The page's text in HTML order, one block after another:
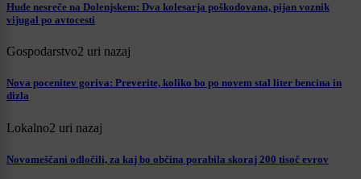
Hude nesreče na Dolenjskem: Dva kolesarja poškodovana, pijan voznik
vijugal po avtocesti
Gospodarstvo2 uri nazaj
Nova pocenitev goriva: Preverite, koliko bo po novem stal liter bencina in
dizla
Lokalno2 uri nazaj
Novomeščani odločili, za kaj bo občina porabila skoraj 200 tisoč evrov